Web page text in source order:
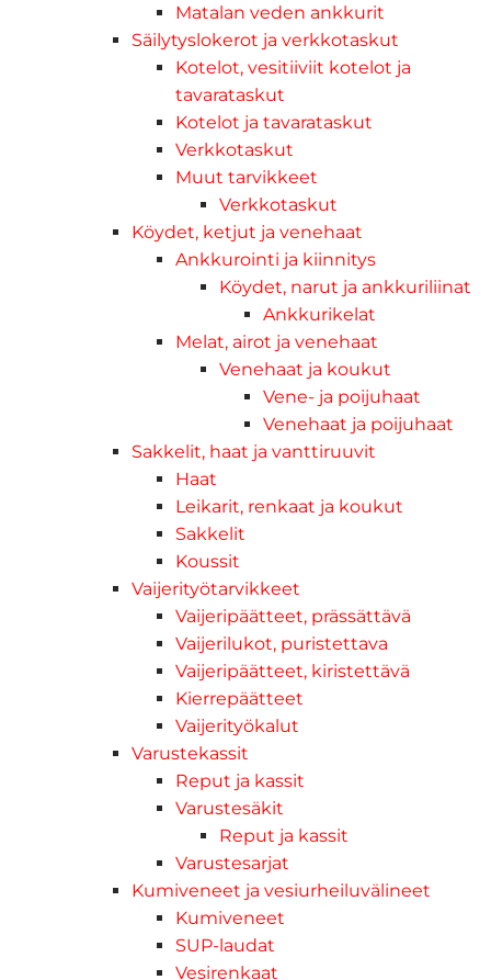
Matalan veden ankkurit
Säilytyslokerot ja verkkotaskut
Kotelot, vesitiiviit kotelot ja
tavarataskut
Kotelot ja tavarataskut
Verkkotaskut
Muut tarvikkeet
Verkkotaskut
Köydet, ketjut ja venehaat
Ankkurointi ja kiinnitys
Köydet, narut ja ankkuriliinat
Ankkurikelat
Melat, airot ja venehaat
Venehaat ja koukut
Vene- ja poijuhaat
Venehaat ja poijuhaat
Sakkelit, haat ja vanttiruuvit
Haat
Leikarit, renkaat ja koukut
Sakkelit
Koussit
Vaijerityötarvikkeet
Vaijeripäätteet, prässättävä
Vaijerilukot, puristettava
Vaijeripäätteet, kiristettävä
Kierrepäätteet
Vaijerityökalut
Varustekassit
Reput ja kassit
Varustesäkit
Reput ja kassit
Varustesarjat
Kumiveneet ja vesiurheiluvälineet
Kumiveneet
SUP-laudat
Vesirenkaat